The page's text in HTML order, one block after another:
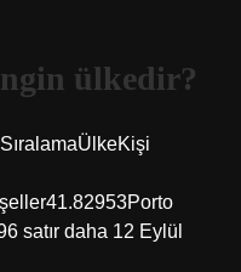
ülkedir?
SıralamaÜlkeKişi
satır daha 12 Eylül